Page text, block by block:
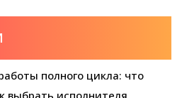
полного цикла: что